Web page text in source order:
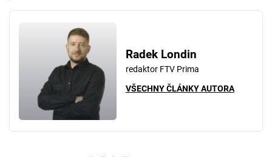
Radek Londin
redaktor FTV Prima
VŠECHNY ČLÁNKY AUTORA